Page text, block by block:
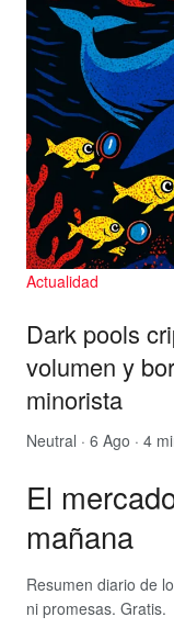
Actualidad
Dark pools
volumen y
minorista
Neutral · 6 Ago · 4
El
mañana
Resumen diario de
ni promesas. Gratis.